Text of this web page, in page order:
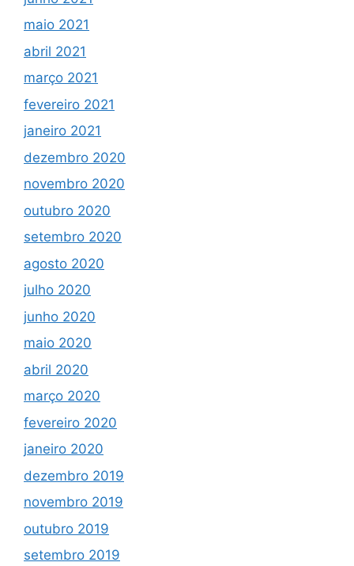
maio 2021
abril 2021
março 2021
fevereiro 2021
janeiro 2021
dezembro 2020
novembro 2020
outubro 2020
setembro 2020
agosto 2020
julho 2020
junho 2020
maio 2020
abril 2020
março 2020
fevereiro 2020
janeiro 2020
dezembro 2019
novembro 2019
outubro 2019
setembro 2019